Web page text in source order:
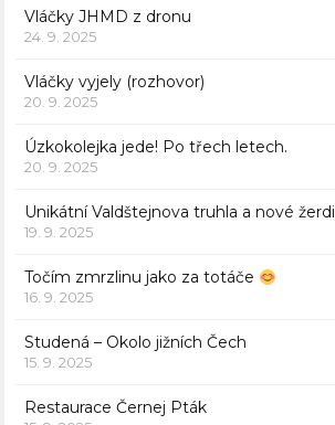
Vláčky JHMD z dronu
24. 9. 2025
Vláčky vyjely (rozhovor)
20. 9. 2025
Úzkokolejka jede! Po třech letech.
20. 9. 2025
Unikátní Valdštejnova truhla a nové žerdi
19. 9. 2025
Točím zmrzlinu jako za totáče
16. 9. 2025
Studená – Okolo jižních Čech
15. 9. 2025
Restaurace Černej Pták